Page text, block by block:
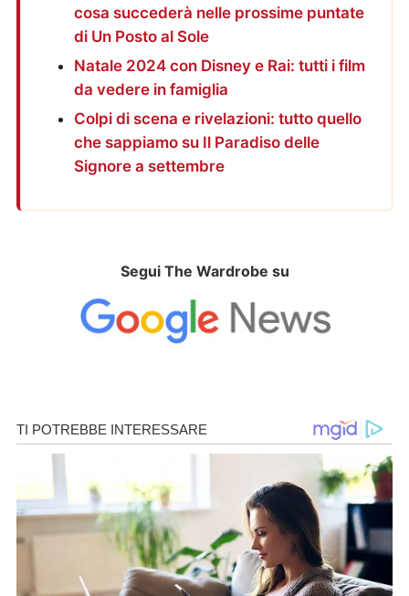
cosa succederà nelle prossime puntate
di Un Posto al Sole
Natale 2024 con Disney e Rai: tutti i film
da vedere in famiglia
Colpi di scena e rivelazioni: tutto quello
che sappiamo su Il Paradiso delle
Signore a settembre
Segui The Wardrobe su